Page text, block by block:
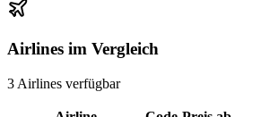
Airlines im Vergleich
3 Airlines verfügbar